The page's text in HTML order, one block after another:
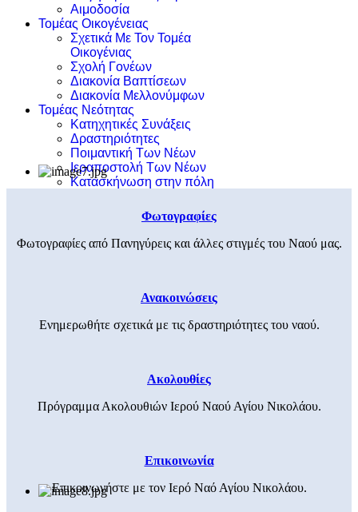
Αιμοδοσία
Τομέας Οικογένειας
Σχετικά Με Τον Τομέα
Οικογένιας
Σχολή Γονέων
Διακονία Βαπτίσεων
Διακονία Μελλονύμφων
Τομέας Νεότητας
Κατηχητικές Συνάξεις
Δραστηριότητες
Ποιμαντική Των Νέων
Ιεραποστολή Των Νέων
Κατασκήνωση στην πόλη
Φωτογραφίες
Φωτογραφίες από Πανηγύρεις και άλλες στιγμές του Ναού μας.
Ανακοινώσεις
Ενημερωθήτε σχετικά με τις δραστηριότητες του ναού.
Ακολουθίες
Πρόγραμμα Ακολουθιών Ιερού Ναού Αγίου Νικολάου.
Επικοινωνία
Επικοινωνήστε με τον Ιερό Ναό Αγίου Νικολάου.